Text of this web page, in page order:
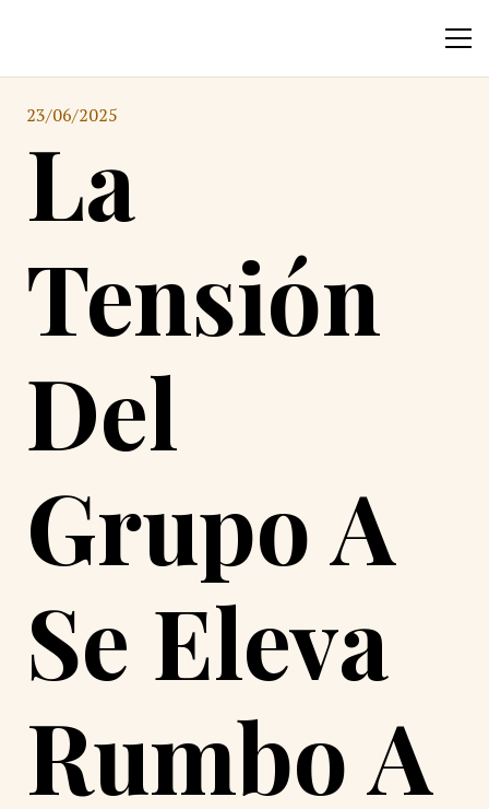
23/06/2025
La
Tensión
Del
Grupo A
Se Eleva
Rumbo A